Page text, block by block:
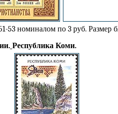
номиналом по 3 руб. Размер
Республика Коми.